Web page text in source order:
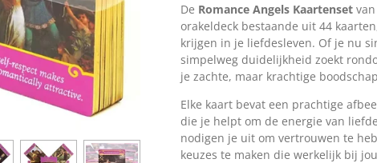
De Romance Angels Kaartenset
orakeldeck bestaande uit 44
krijgen in je liefdesleven. Of je nu
simpelweg duidelijkheid zoekt
je zachte, maar krachtige
Elke kaart bevat een prachtige
die je helpt om de energie van
nodigen je uit om vertrouwen te
keuzes te maken die werkelijk bij